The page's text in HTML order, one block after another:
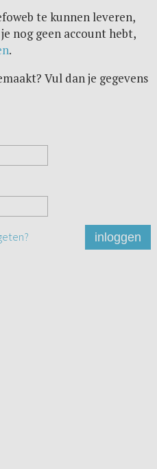
te kunnen leveren,
nog geen account hebt,
.
Vul dan je gegevens
inloggen